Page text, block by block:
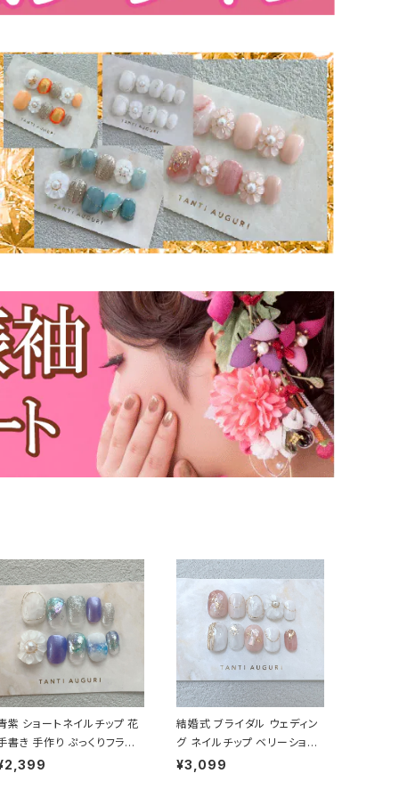
紫 ショートネイルチップ 花
書き 手作り ぷっくりフラワ
パープル 春 夏 秋 冬 ジェ
結婚式 ブライダル ウェディン
グ ネイルチップ ベリーショー
ト 短め 小さい爪用 乳白色 ピ
¥3,099